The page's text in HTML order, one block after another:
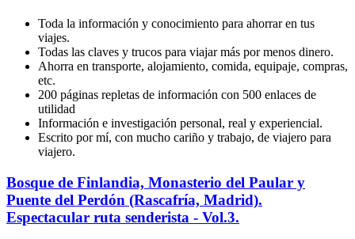
Toda la información y conocimiento para ahorrar en tus
viajes.
Todas las claves y trucos para viajar más por menos dinero.
Ahorra en transporte, alojamiento, comida, equipaje, compras,
etc.
200 páginas repletas de información con 500 enlaces de
utilidad
Información e investigación personal, real y experiencial.
Escrito por mí, con mucho cariño y trabajo, de viajero para
viajero.
Bosque
de
Finlandia,
Monasterio
Bosque de Finlandia, Monasterio del Paular y
Puente del Perdón (Rascafría, Madrid).
Espectacular ruta senderista - Vol.3.